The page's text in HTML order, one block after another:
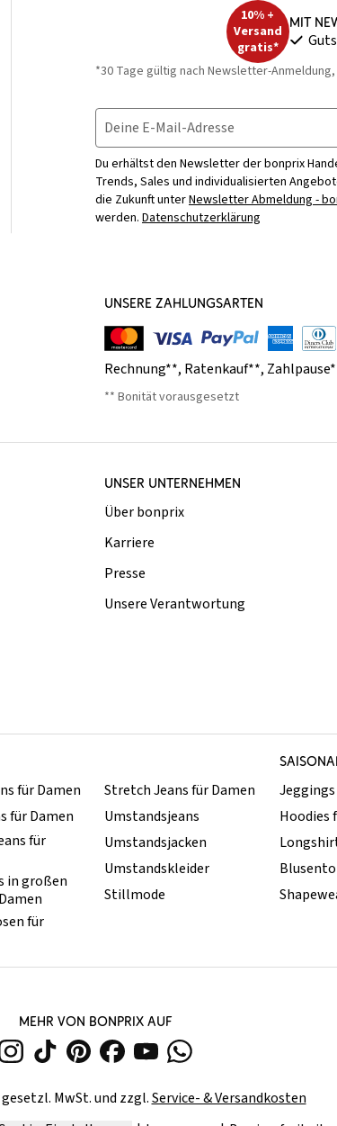
10% +
Versand
gratis*
Mit
*30 Tage gültig nach Newsletter-
Deine E-Mail-Adresse
Du erhältst den Newsletter der bonprix
Trends, Sales und individualisierten
die Zukunft unterNewsletter Abmeldung -
werden. Datenschutzerklärung
UNSERE ZAHLUNGSARTEN
Rechnung**, Ratenkauf**,
** Bonität vorausgesetzt
UNSER UNTERNEHMEN
Über bonprix
Karriere
Presse
Unsere Verantwortung
für Damen
für Damen
für
in großen
für
Stretch Jeans für Damen
Umstandsjeans
Umstandsjacken
Umstandskleider
Stillmode
Jeggings
Hoodies
MEHR VON BONPRIX AUF
MwSt. und zzgl.Service- & Versandkosten